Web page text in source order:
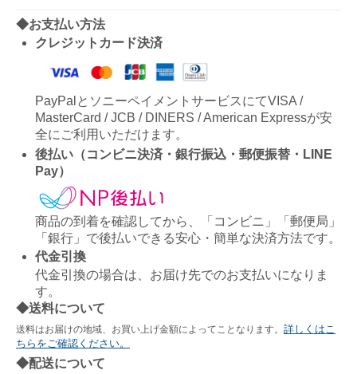
◆お支払い方法
クレジットカード決済
PayPalとソニーペイメントサービスにてVISA /
MasterCard / JCB / DINERS / American Expressが安
全にご利用いただけます。
後払い（コンビニ決済・銀行振込・郵便振替・LINE
Pay）
商品の到着を確認してから、「コンビニ」「郵便局」
「銀行」で後払いできる安心・簡単な決済方法です。
代金引換
代金引換の場合は、お届け先でのお支払いになりま
す。
◆送料について
送料はお届けの地域、お買い上げ金額によってことなります。 詳しくはこ
ちらをご確認ください。
◆配送について